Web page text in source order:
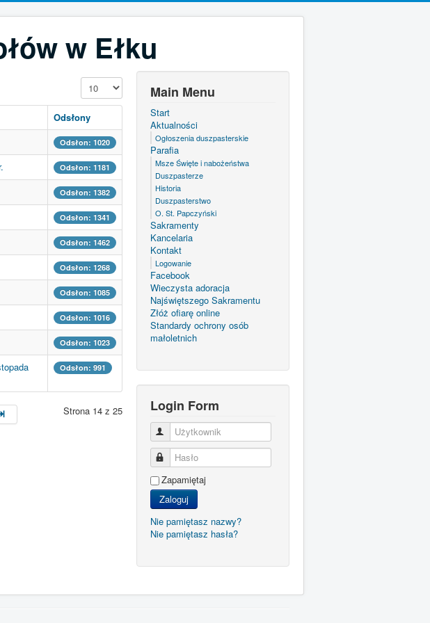
w Ełku
Pokaż #
Odsłony
Odsłon: 1020
Odsłon: 1181
Odsłon: 1382
Odsłon: 1341
Odsłon: 1462
Odsłon: 1268
Odsłon: 1085
Odsłon: 1016
Odsłon: 1023
Odsłon: 991
Strona 14 z 25
Main Menu
Start
Aktualności
Ogłoszenia duszpasterskie
Parafia
Msze Święte i nabożeństwa
Duszpasterze
Historia
Duszpasterstwo
O. St. Papczyński
Sakramenty
Kancelaria
Kontakt
Logowanie
Facebook
Wieczysta adoracja
Najświętszego Sakramentu
Złóż ofiarę online
Standardy ochrony osób
małoletnich
Login Form
Użytkownik
Hasło
Zapamiętaj
Zaloguj
Nie pamiętasz nazwy?
Nie pamiętasz hasła?